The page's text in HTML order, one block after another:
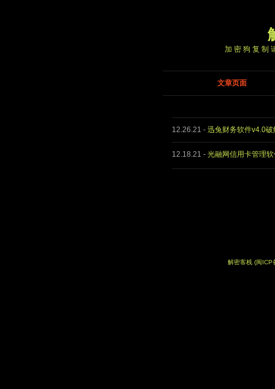
加密狗复
文章页面
12.26.21 - 迅兔财务软件v4.0破
12.18.21 - 光融网信用卡管理
解密客栈 (闽ICP